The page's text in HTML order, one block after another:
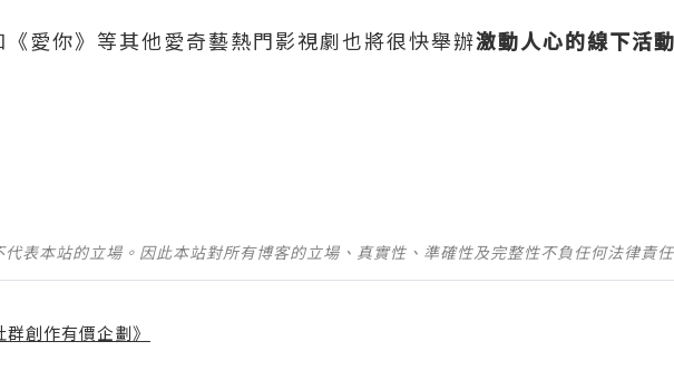
愛你》等其他愛奇藝熱門影視劇也將很快舉辦激動人心的線下活動
表本站的立場。因此本站對所有博客的立場、真實性、準確性及完整性不負任何法律責任
創作有價企劃》